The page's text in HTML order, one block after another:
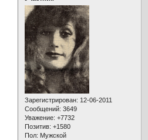
Зарегистрирован: 12-06-2011
Сообщений: 3649
Уважение: +7732
Позитив: +1580
Пол: Мужской